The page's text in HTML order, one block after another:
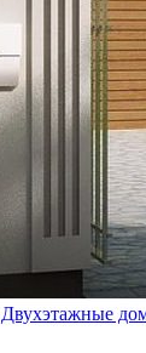
Двухэтажные